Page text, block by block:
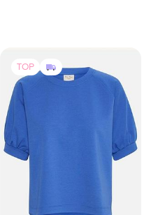
TOP